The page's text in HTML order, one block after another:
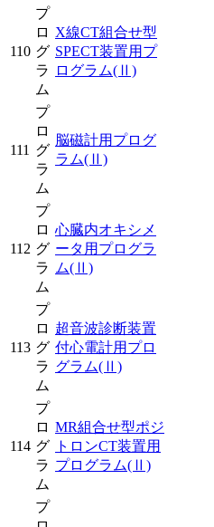
110
プ
ロ
グ
ラ
ム
X線CT組合せ型
SPECT装置用プ
ログラム(Ⅱ)
111
プ
ロ
グ
ラ
ム
脳磁計用プログ
ラム(Ⅱ)
112
プ
ロ
グ
ラ
ム
心臓内オキシメ
ータ用プログラ
ム(Ⅱ)
113
プ
ロ
グ
ラ
ム
超音波診断装置
付心電計用プロ
グラム(Ⅱ)
114
プ
ロ
グ
ラ
ム
MR組合せ型ポジ
トロンCT装置用
プログラム(Ⅱ)
プ